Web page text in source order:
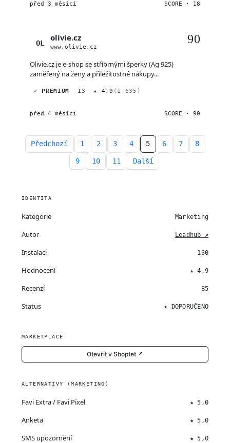
před 3 měsíci SCORE · 18
OL
olivie.cz
www.olivie.cz
90
Olivie.cz je e-shop se stříbrnými šperky (Ag 925)
zaměřený na ženy a příležitostné nákupy...
✓ PREMIUM 13 ★ 4,9 (1 635)
před 4 měsíci SCORE · 90
Předchozí 1 2 3 4 5 6 7 8
9 10 11 Další
IDENTITA
Kategorie Marketing
Autor Leadhub ↗
Instalací 130
Hodnocení ★ 4,9
Recenzí 85
Status ★ DOPORUČENO
MARKETPLACE
Otevřít v Shoptet ↗
ALTERNATIVY (MARKETING)
Favi Extra / Favi Pixel ★ 5,0
Anketa ★ 5,0
SMS upozornění ★ 5,0